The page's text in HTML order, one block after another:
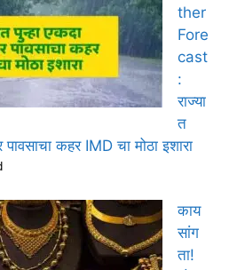
ther
Fore
cast
:
राज्या
त
कहर IMD चा मोठा इशारा
काय
सांग
ता!